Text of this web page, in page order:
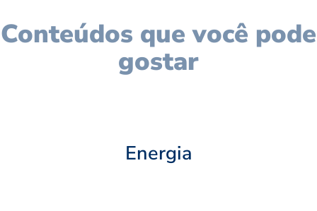
Conteúdos que você pode
gostar
Energia